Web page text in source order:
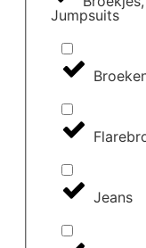
Jumpsuits
Jeans